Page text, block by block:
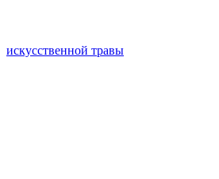
искусственной травы